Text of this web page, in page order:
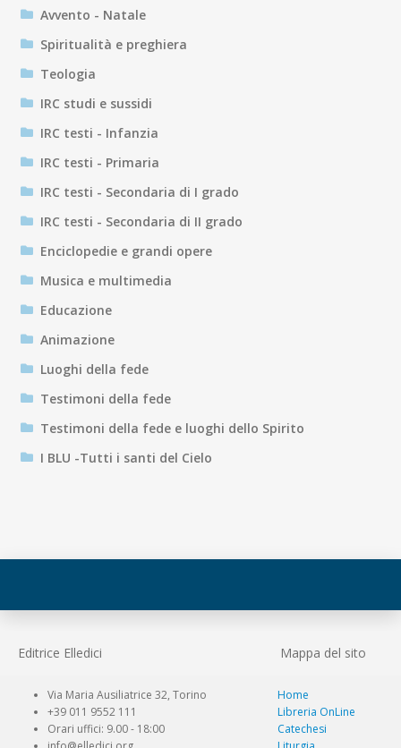
Avvento - Natale
Spiritualità e preghiera
Teologia
IRC studi e sussidi
IRC testi - Infanzia
IRC testi - Primaria
IRC testi - Secondaria di I grado
IRC testi - Secondaria di II grado
Enciclopedie e grandi opere
Musica e multimedia
Educazione
Animazione
Luoghi della fede
Testimoni della fede
Testimoni della fede e luoghi dello Spirito
I BLU -Tutti i santi del Cielo
Editrice Elledici Mappa del sito
Via Maria Ausiliatrice 32, Torino
+39 011 9552 111
Orari uffici: 9.00 - 18:00
Home
Libreria OnLine
Catechesi